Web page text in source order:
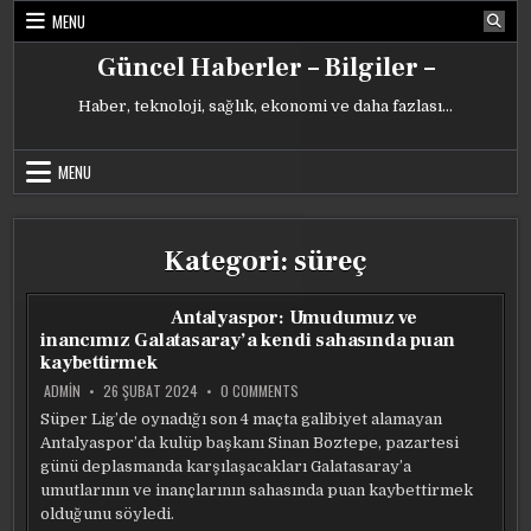
Skip
MENU
Güncel Haberler – Bilgiler –
Haber, teknoloji, sağlık, ekonomi ve daha fazlası…
MENU
Kategori: süreç
Antalyaspor: Umudumuz ve
inancımız Galatasaray’a kendi sahasında puan
kaybettirmek
ADMIN 26 ŞUBAT 2024 0 COMMENTS
UMUDUMUZ
VE
INANCIMIZ
GALATASARAY’A
KENDI
SAHASINDA
PUAN
Süper Lig’de oynadığı son 4 maçta galibiyet alamayan
Antalyaspor’da kulüp başkanı Sinan Boztepe, pazartesi
günü deplasmanda karşılaşacakları Galatasaray’a
umutlarının ve inançlarının sahasında puan kaybettirmek
olduğunu söyledi.